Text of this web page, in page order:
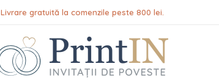
Livrare gratuită la comenzile peste 800 lei.